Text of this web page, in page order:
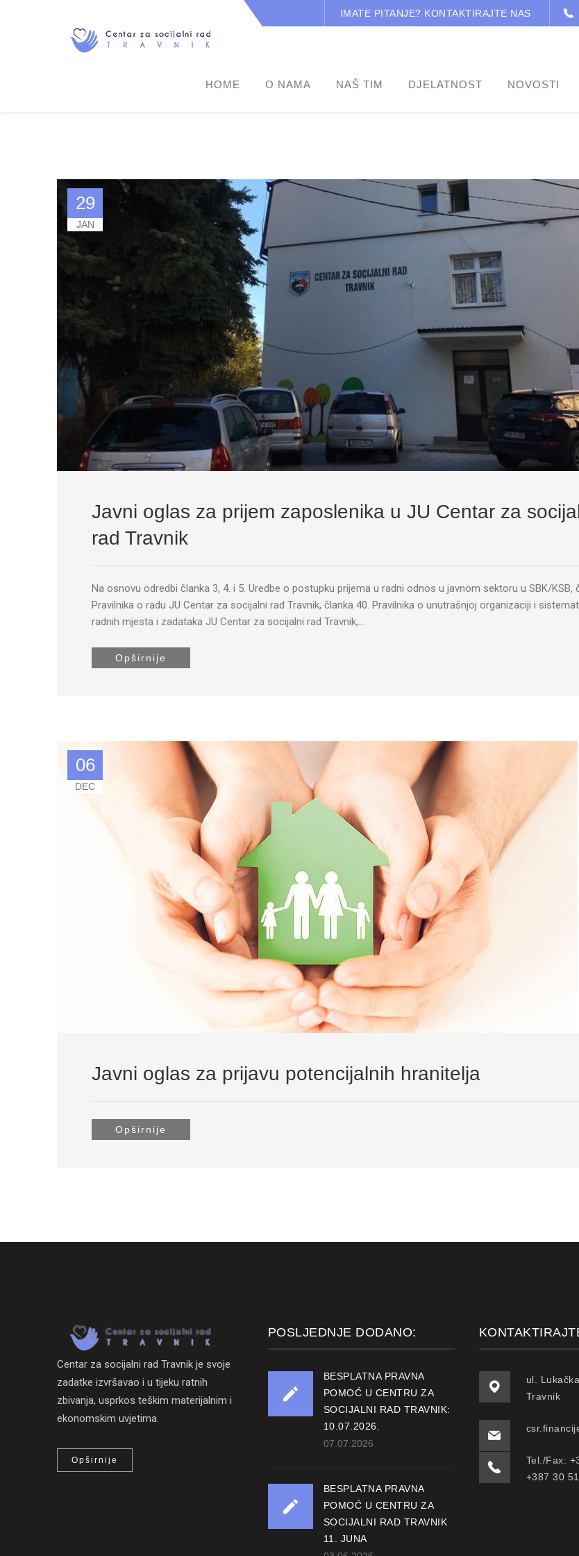
IMATE PITANJE? KONTAKTIRAJTE NAS
HOME O NAMA NAŠ TIM DJELATNOST NOVOSTI
29
JAN
Javni oglas za prijem zaposlenika u JU Centar za
rad Travnik
Na osnovu odredbi članka 3, 4. i 5. Uredbe o postupku prijema u radni odnos u javnom sektoru u SBK/KSB,
Pravilnika o radu JU Centar za socijalni rad Travnik, članka 40. Pravilnika o unutrašnjoj organizaciji i
radnih mjesta i zadataka JU Centar za socijalni rad Travnik,…
Opširnije
06
DEC
Javni oglas za prijavu potencijalnih hranitelja
Opširnije
Centar za socijalni rad Travnik je svoje
zadatke izvršavao i u tijeku ratnih
zbivanja, usprkos teškim materijalnim i
ekonomskim uvjetima.
Opširnije
POSLJEDNJE DODANO:
BESPLATNA PRAVNA
POMOĆ U CENTRU ZA
SOCIJALNI RAD TRAVNIK:
10.07.2026.
07.07.2026
BESPLATNA PRAVNA
POMOĆ U CENTRU ZA
SOCIJALNI RAD TRAVNIK
11. JUNA
ul.
Travnik
Tel./Fax:
+387 30